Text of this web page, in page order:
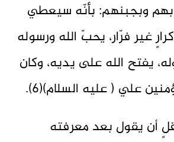
وبجبنهم: بأنّه سيعطي
غير فرّار، يحبّ الله ورسوله
يفتح الله على يديه، وكان
علي ( عليه السلام)(6).
أن يقول بعد معرفته